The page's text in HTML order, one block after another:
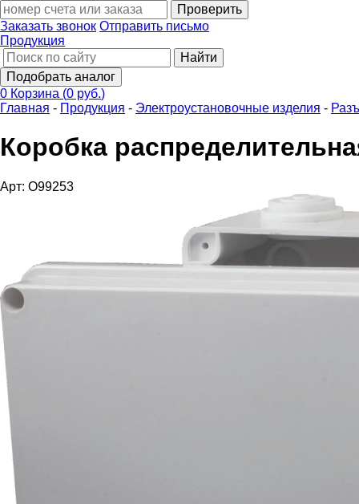
Проверить
Заказать звонок Отправить письмо
Продукция
Найти
Подобрать аналог
0 Корзина (0 руб.)
Главная - Продукция - Электроустановочные изделия -
Коробка
Арт: O99253